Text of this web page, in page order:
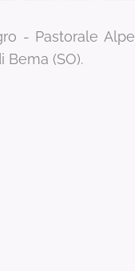
- Pastorale Alpe
Bema (SO).